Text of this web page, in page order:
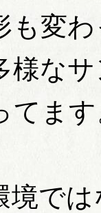
も変
様な
てま
境で